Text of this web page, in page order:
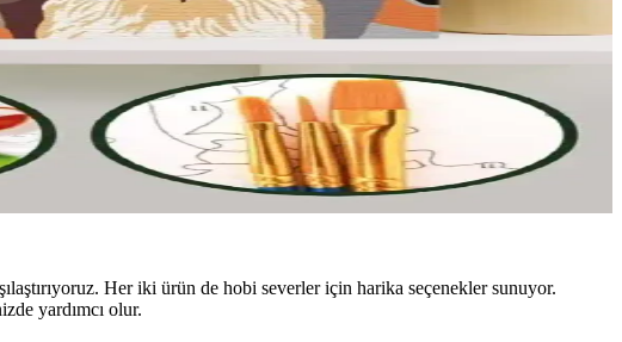
Her iki ürün de hobi severler için harika seçenekler sunuyor.
yardımcı olur.